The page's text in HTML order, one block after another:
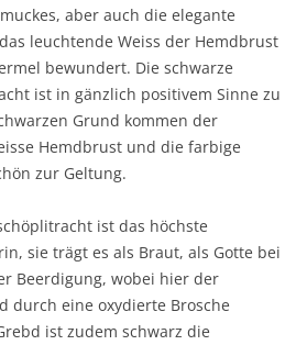
aber auch die elegante
leuchtende Weiss der Hemdbrust
bewundert. Die schwarze
ist in gänzlich positivem Sinne zu
Grund kommen der
Hemdbrust und die farbige
zur Geltung.
ist das höchste
sie trägt es als Braut, als Gotte bei
Beerdigung, wobei hier der
durch eine oxydierte Brosche
ist zudem schwarz die